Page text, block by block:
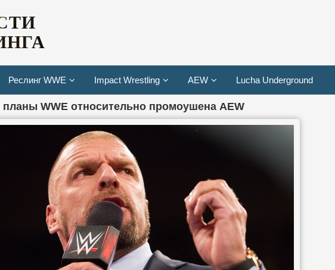
Реслинг WWE Impact Wrestling AEW Lucha Underground
WWE относительно промоушена AEW